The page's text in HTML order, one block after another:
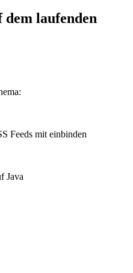
laufenden
Feeds mit einbinden
Java